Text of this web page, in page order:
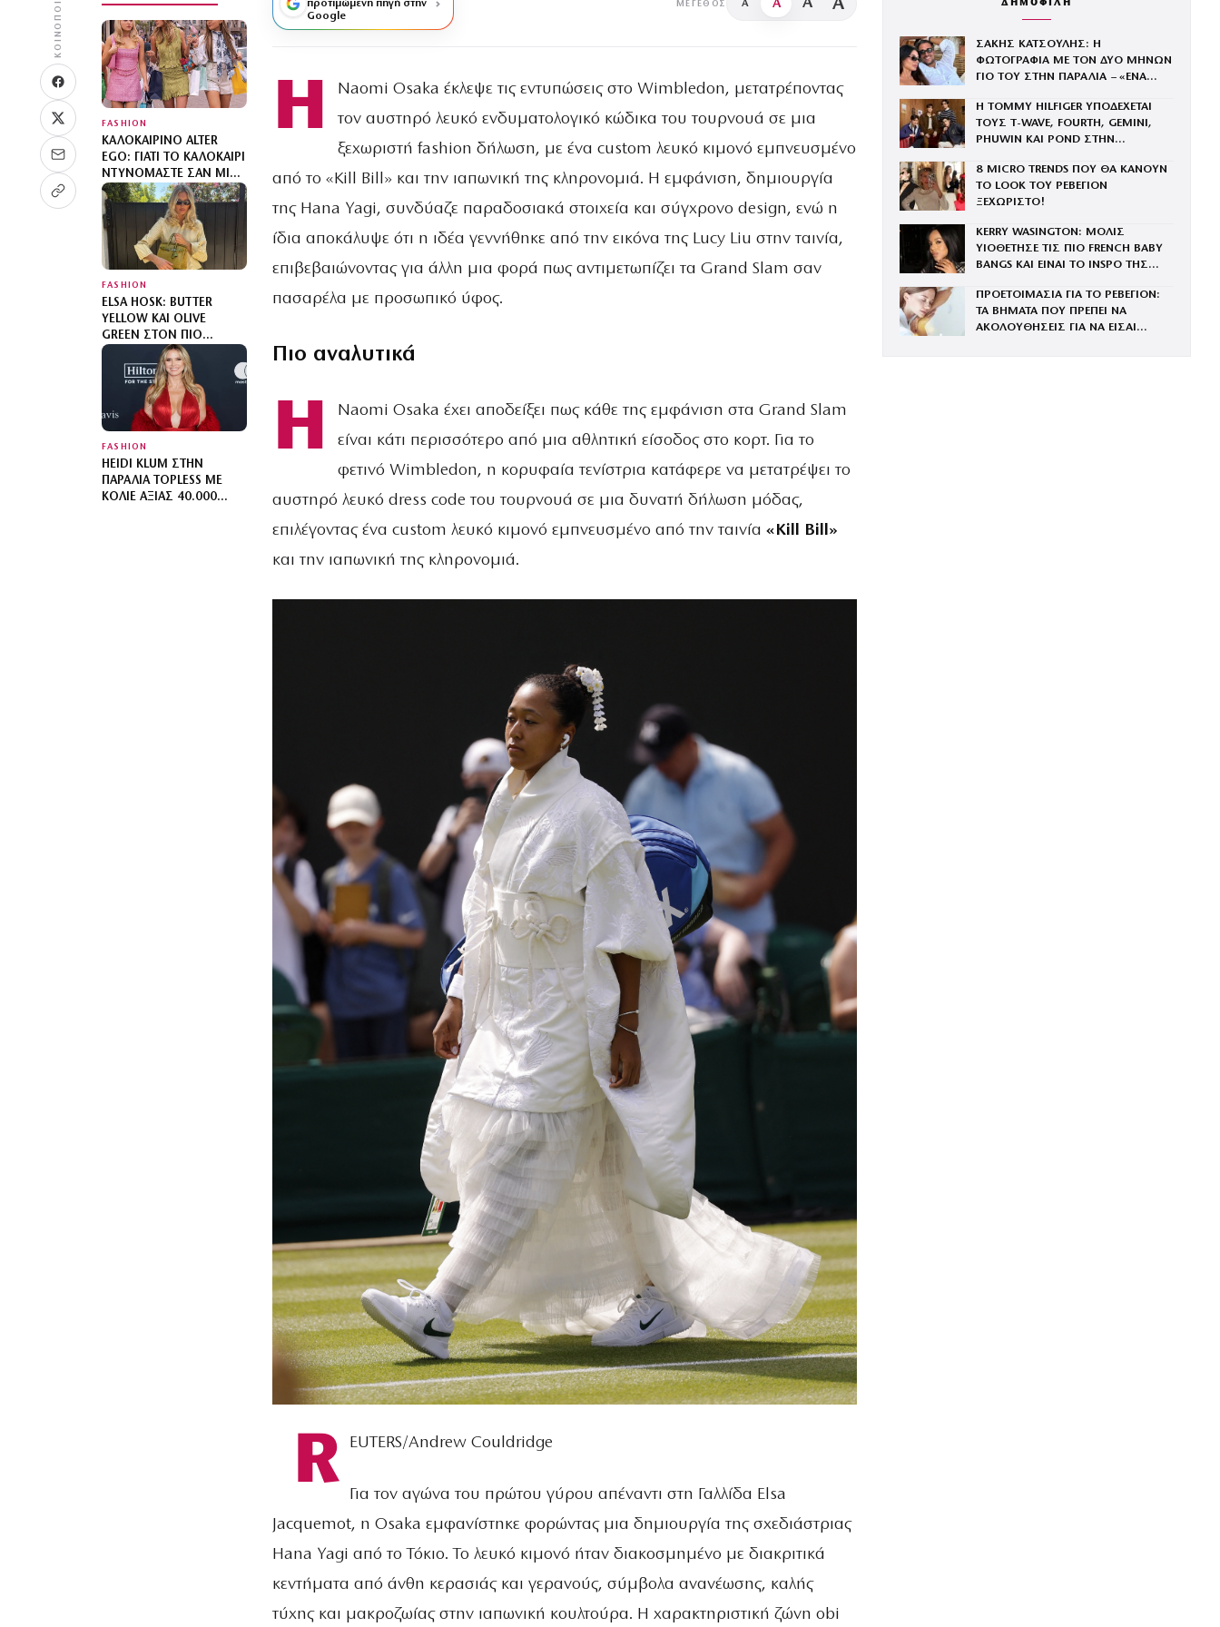
ΚΟΙΝΟΠΟΊΗΣΗ
FASHION
ΚΑΛΟΚΑΙΡΙΝΌ ALTER
EGO: ΓΙΑΤΊ ΤΟ ΚΑΛΟΚΑΊΡΙ
ΝΤΥΝΌΜΑΣΤΕ ΣΑΝ ΜΙΑ
«ΆΛΛΗ»;
FASHION
ELSA HOSK: BUTTER
YELLOW ΚΑΙ OLIVE
GREEN ΣΤΟΝ ΠΙΟ
SOPHISTICATED
ΧΡΩΜΑΤΙΚΌ
ΣΥΝΔΥΑΣΜΌ ΜΕ MIX N’
MATCH ΜΟΤΊΒΑ
FASHION
HEIDI KLUM ΣΤΗΝ
ΠΑΡΑΛΊΑ TOPLESS ΜΕ
ΚΟΛΙΈ ΑΞΊΑΣ 40.000
προτιμώμενη πηγή στην
Google
ΜΈΓΕΘΟΣ A A
Η
Naomi Osaka έκλεψε τις εντυπώσεις στο Wimbledon, μετατρέποντας
τον αυστηρό λευκό ενδυματολογικό κώδικα του τουρνουά σε μια
ξεχωριστή fashion δήλωση, με ένα custom λευκό κιμονό εμπνευσμένο
από το «Kill Bill» και την ιαπωνική της κληρονομιά. Η εμφάνιση, δημιουργία
της Hana Yagi, συνδύαζε παραδοσιακά στοιχεία και σύγχρονο design, ενώ η
ίδια αποκάλυψε ότι η ιδέα γεννήθηκε από την εικόνα της Lucy Liu στην ταινία,
επιβεβαιώνοντας για άλλη μια φορά πως αντιμετωπίζει τα Grand Slam σαν
πασαρέλα με προσωπικό ύφος.
Πιο αναλυτικά
Η
Naomi Osaka έχει αποδείξει πως κάθε της εμφάνιση στα Grand Slam
είναι κάτι περισσότερο από μια αθλητική είσοδος στο κορτ. Για το
φετινό Wimbledon, η κορυφαία τενίστρια κατάφερε να μετατρέψει το
αυστηρό λευκό dress code του τουρνουά σε μια δυνατή δήλωση μόδας,
επιλέγοντας ένα custom λευκό κιμονό εμπνευσμένο από την ταινία «Kill Bill»
και την ιαπωνική της κληρονομιά.
R EUTERS/Andrew Couldridge
Για τον αγώνα του πρώτου γύρου απέναντι στη Γαλλίδα Elsa
Jacquemot, η Osaka εμφανίστηκε φορώντας μια δημιουργία της σχεδιάστριας
Hana Yagi από το Τόκιο. Το λευκό κιμονό ήταν διακοσμημένο με διακριτικά
κεντήματα από άνθη κερασιάς και γερανούς, σύμβολα ανανέωσης, καλής
τύχης και μακροζωίας στην ιαπωνική κουλτούρα. Η χαρακτηριστική ζώνη obi
ΔΗΜΟΦΙΛΗ
ΣΑΚΗΣ ΚΑΤΣΟΥΛΗΣ: Η
ΦΩΤΟΓΡΑΦΙΑ ΜΕ ΤΟΝ ΔΥΟ ΜΗΝΩΝ
ΓΙΟ ΤΟΥ ΣΤΗΝ ΠΑΡΑΛΙΑ – «ΕΝΑ
Η TOMMY HILFIGER ΥΠΟΔΕΧΕΤΑΙ
ΤΟΥΣ Τ-WAVE, FOURTH, GEMINI,
PHUWIN ΚΑΙ POND ΣΤΗΝ
8 MICRO TRENDS ΠΟΥ ΘΑ ΚΑΝΟΥΝ
ΤΟ LOOK ΤΟΥ ΡΕΒΕΓΙΟΝ
ΞΕΧΩΡΙΣΤΟ!
KERRY WASINGTON: ΜΟΛΙΣ
ΥΙΟΘΕΤΗΣΕ ΤΙΣ ΠΙΟ FRENCH BABY
BANGS ΚΑΙ ΕΙΝΑΙ ΤΟ INSPO ΤΗΣ
ΠΡΟΕΤΟΙΜΑΣΙΑ ΓΙΑ ΤΟ ΡΕΒΕΓΙΟΝ:
ΤΑ ΒΗΜΑΤΑ ΠΟΥ ΠΡΕΠΕΙ ΝΑ
ΑΚΟΛΟΥΘΗΣΕΙΣ ΓΙΑ ΝΑ ΕΙΣΑΙ